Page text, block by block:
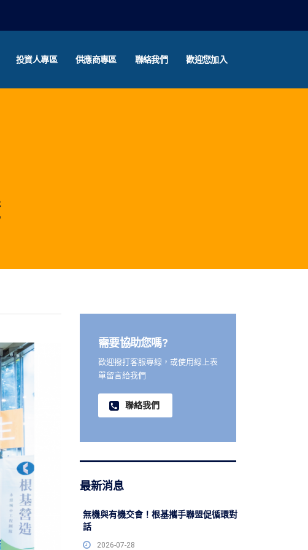
投資人專區 供應商專區 聯絡我們 歡迎您加入
需要協助您嗎?
歡迎撥打客服專線，或使用線上表
單留言給我們
聯絡我們
最新消息
無機與有機交會！根基攜手聯盟促循環對
話
2026-07-28